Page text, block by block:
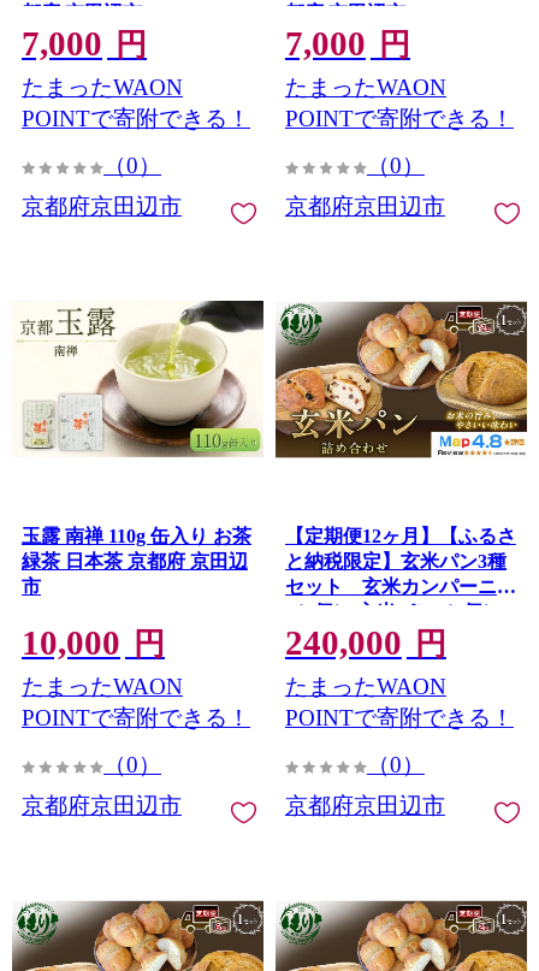
都府 京田辺市
7,000 円
たまったWAON
POINTで寄附できる！
（0）
京都府京田辺市
都府 京田辺市
7,000 円
たまったWAON
POINTで寄附できる！
（0）
京都府京田辺市
玉露 南禅 110g 缶入り お茶
緑茶 日本茶 京都府 京田辺
市
10,000 円
たまったWAON
POINTで寄附できる！
（0）
京都府京田辺市
【定期便12ヶ月】【ふるさ
と納税限定】玄米パン3種
セット 玄米カンパーニュ
（1個） 玄米パン（4個）
玄米パンフルーツ（1
本） 1セット 玄米パン
カンパーニュ グルテンフ
リー 国産米 アレルギー対
240,000 円
たまったWAON
POINTで寄附できる！
（0）
京都府京田辺市